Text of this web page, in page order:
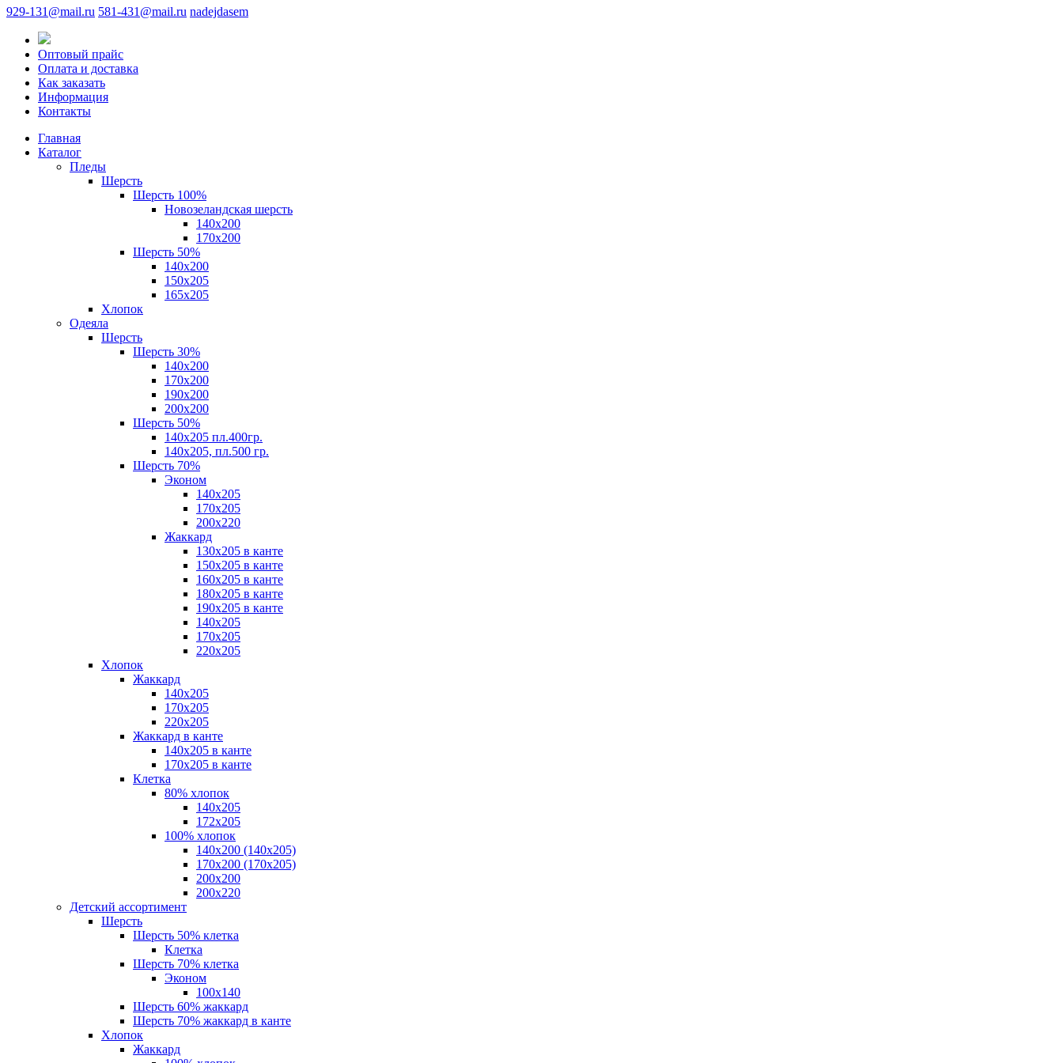
929-131@mail.ru 581-431@mail.ru nadejdasem
Оптовый прайс
Оплата и доставка
Как заказать
Информация
Контакты
Главная
Каталог
Пледы
Шерсть
Шерсть 100%
Новозеландская шерсть
140х200
170x200
Шерсть 50%
140x200
150х205
165х205
Хлопок
Одеяла
Шерсть
Шерсть 30%
140х200
170х200
190х200
200х200
Шерсть 50%
140х205 пл.400гр.
140х205, пл.500 гр.
Шерсть 70%
Эконом
140х205
170х205
200х220
Жаккард
130х205 в канте
150х205 в канте
160х205 в канте
180х205 в канте
190х205 в канте
140х205
170х205
220х205
Хлопок
Жаккард
140x205
170х205
220х205
Жаккард в канте
140х205 в канте
170х205 в канте
Клетка
80% хлопок
140x205
172х205
100% хлопок
140x200 (140х205)
170x200 (170х205)
200х200
200х220
Детский ассортимент
Шерсть
Шерсть 50% клетка
Клетка
Шерсть 70% клетка
Эконом
100x140
Шерсть 60% жаккард
Шерсть 70% жаккард в канте
Хлопок
Жаккард